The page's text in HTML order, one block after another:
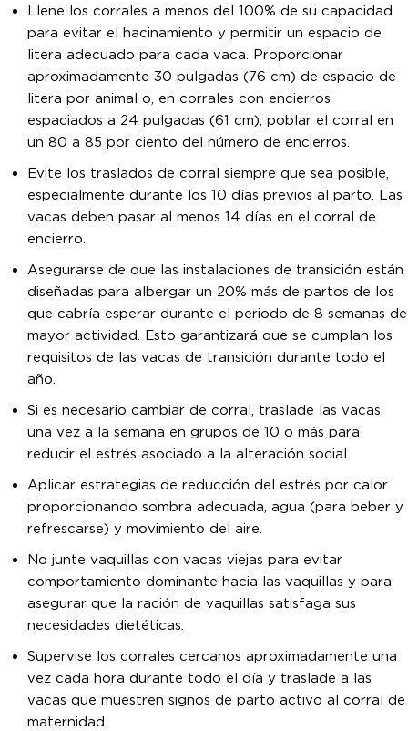
Llene los corrales a menos del 100% de su capacidad
para evitar el hacinamiento y permitir un espacio de
litera adecuado para cada vaca. Proporcionar
aproximadamente 30 pulgadas (76 cm) de espacio de
litera por animal o, en corrales con encierros
espaciados a 24 pulgadas (61 cm), poblar el corral en
un 80 a 85 por ciento del número de encierros.
Evite los traslados de corral siempre que sea posible,
especialmente durante los 10 días previos al parto. Las
vacas deben pasar al menos 14 días en el corral de
encierro.
Asegurarse de que las instalaciones de transición están
diseñadas para albergar un 20% más de partos de los
que cabría esperar durante el periodo de 8 semanas de
mayor actividad. Esto garantizará que se cumplan los
requisitos de las vacas de transición durante todo el
año.
Si es necesario cambiar de corral, traslade las vacas
una vez a la semana en grupos de 10 o más para
reducir el estrés asociado a la alteración social.
Aplicar estrategias de reducción del estrés por calor
proporcionando sombra adecuada, agua (para beber y
refrescarse) y movimiento del aire.
No junte vaquillas con vacas viejas para evitar
comportamiento dominante hacia las vaquillas y para
asegurar que la ración de vaquillas satisfaga sus
necesidades dietéticas.
Supervise los corrales cercanos aproximadamente una
vez cada hora durante todo el día y traslade a las
vacas que muestren signos de parto activo al corral de
maternidad.